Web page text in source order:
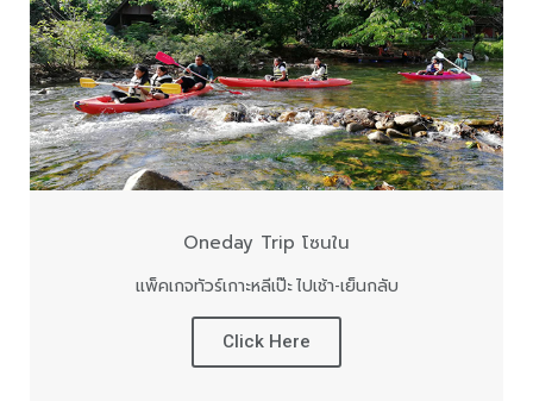
Oneday Trip โซนใน
แพ็คเกจทัวร์เกาะหลีเป๊ะ ไปเช้า-เย็นกลับ
Click Here